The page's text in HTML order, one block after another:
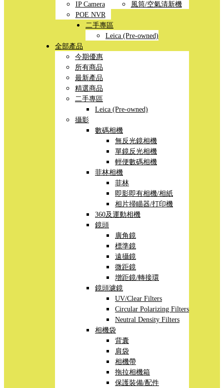
IP Camera
POE NVR
風筒/空氣清新機
二手專區
Leica (Pre-owned)
全部產品
今期優惠
所有商品
最新產品
精選商品
二手專區
Leica (Pre-owned)
攝影
數碼相機
無反光鏡相機
單鏡反光相機
輕便數碼相機
菲林相機
菲林
即影即有相機/相紙
相片掃瞄器/打印機
360及運動相機
鏡頭
廣角鏡
標準鏡
遠攝鏡
微距鏡
增距鏡/轉接環
鏡頭濾鏡
UV/Clear Filters
Circular Polarizing Filters
Neutral Density Filters
相機袋
背囊
肩袋
相機帶
拖拉相機箱
保護裝備/配件